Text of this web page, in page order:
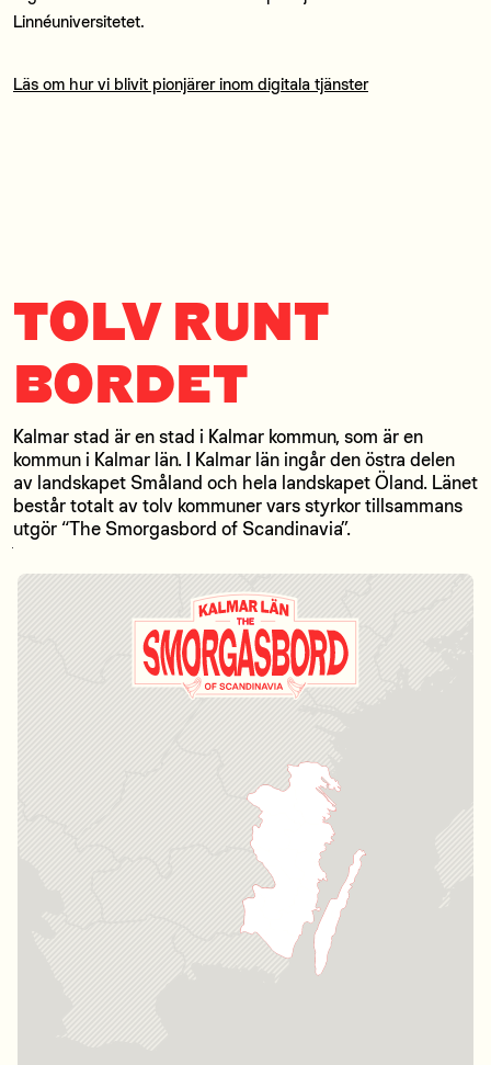
Linnéuniversitetet.
Läs om hur vi blivit pionjärer inom digitala tjänster
TOLV RUNT
BORDET
Kalmar stad är en stad i Kalmar kommun, som är en
kommun i Kalmar län. I Kalmar län ingår den östra delen
av landskapet Småland och hela landskapet Öland. Länet
består totalt av tolv kommuner vars styrkor tillsammans
utgör “The Smorgasbord of Scandinavia”.